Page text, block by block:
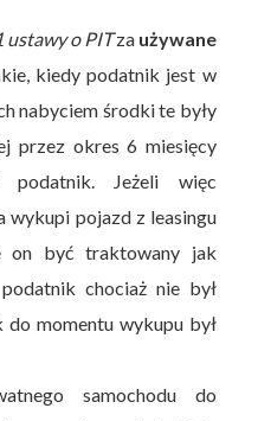
ustawy o PITza używane
kiedy podatnik jest w
nabyciem środki te były
przez okres 6 miesięcy
Jeżeli więc
wykupi pojazd z leasingu
on być traktowany jak
chociaż nie był
do momentu wykupu był
samochodu do